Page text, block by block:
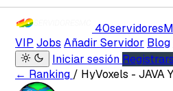
40servidores
VIP Jobs Añadir Servidor Blog
Iniciar sesión
← Ranking / HyVoxels - JAVA